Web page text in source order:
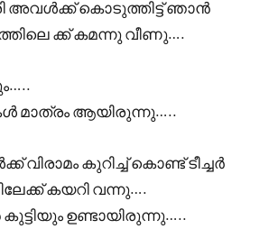
അവൾക്ക് കൊടുത്തിട്ട് ഞാൻ
ക്ക് കമന്നു വീണു….
മാത്രം ആയിരുന്നു…..
വിരാമം കുറിച്ച് കൊണ്ട് ടീച്ചർ
കയറി വന്നു….
ഉണ്ടായിരുന്നു…..